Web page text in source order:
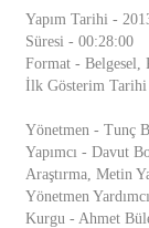
Yapım Tarihi -
Süresi - 00:28:00
Format - Belgesel,
İlk Gösterim
Yönetmen - Tunç
Yapımcı - Davut
Araştırma, Metin
Yönetmen
Kurgu - Ahmet